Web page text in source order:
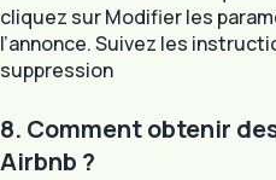
cliquez sur Modifier les
l’annonce. Suivez les
suppression
8. Comment obtenir
Airbnb ?